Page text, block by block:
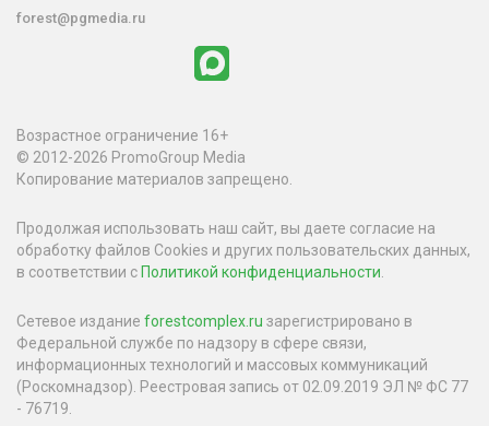
forest@pgmedia.ru
Возрастное ограничение 16+
© 2012-2026 PromoGroup Media
Копирование материалов запрещено.
Продолжая использовать наш сайт, вы даете согласие на
обработку файлов Cookies и других пользовательских данных,
в соответствии сПолитикой конфиденциальности
Сетевое издание forestcomplex.ru зарегистрировано в
Федеральной службе по надзору в сфере связи,
информационных технологий и массовых коммуникаций
(Роскомнадзор). Реестровая запись от 02.09.2019 ЭЛ № ФС 77
- 76719.